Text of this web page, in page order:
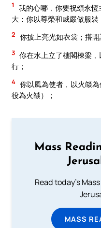
1
我的心哪﹐你要祝頌永
大：你以尊榮和威嚴做服裝
2 你披上亮光如衣裳；搭開
3 你在水上立了樓閣棟梁
行；
4 你以風為使者﹐以火燄
役為火燄）；
Mass
Read today's
MASS